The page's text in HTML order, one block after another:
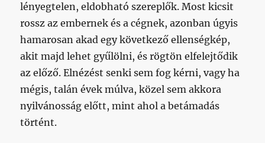
lényegtelen, eldobható szereplők. Most kicsit
rossz az embernek és a cégnek, azonban úgyis
hamarosan akad egy következő ellenségkép,
akit majd lehet gyűlölni, és rögtön elfelejtődik
az előző. Elnézést senki sem fog kérni, vagy ha
mégis, talán évek múlva, közel sem akkora
nyilvánosság előtt, mint ahol a betámadás
történt.